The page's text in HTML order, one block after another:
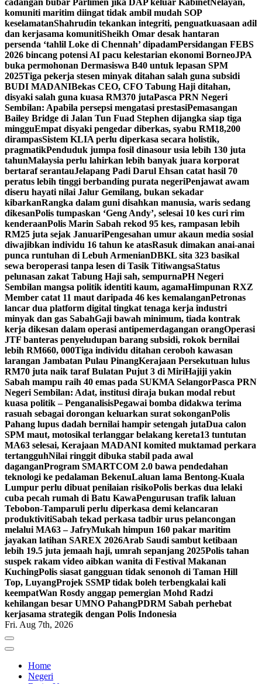
cadangan bubar Parlimen jika DAP keluar KabinetNelayan,
komuniti maritim diingat tidak ambil mudah SOP
keselamatanShahrudin tekankan integriti, penguatkuasaan adil
dan kerjasama komunitiSheikh Omar desak hantaran
persenda ‘tahlil Loke di Chennah’ dipadamPersidangan FEBS
2026 bincang potensi AI pacu kelestarian ekonomi BorneoJPA
buka permohonan Dermasiswa B40 untuk lepasan SPM
2025Tiga pekerja stesen minyak ditahan salah guna subsidi
BUDI MADANIBekas CEO, CFO Tabung Haji ditahan,
disyaki salah guna kuasa RM370 jutaPasca PRN Negeri
Sembilan: Apabila persepsi mengatasi prestasiPemasangan
Bailey Bridge di Jalan Tun Fuad Stephen dijangka siap tiga
mingguEmpat disyaki pengedar diberkas, syabu RM18,200
dirampasSistem KLIA perlu diperkasa secara holistik,
pragmatikPenduduk jumpa fosil dinasour usia lebih 130 juta
tahunMalaysia perlu lahirkan lebih banyak juara korporat
bertaraf serantauJelapang Padi Darul Ehsan catat hasil 70
peratus lebih tinggi berbanding purata negeriPenjawat awam
diseru hayati nilai Jalur Gemilang, bukan sekadar
kibarkanRangka dalam guni disahkan manusia, waris sedang
dikesanPolis tumpaskan ‘Geng Andy’, selesai 10 kes curi rim
kenderaanPolis Marin Sabah rekod 95 kes, rampasan lebih
RM25 juta sejak JanuariPengesahan umur akaun media sosial
diwajibkan individu 16 tahun ke atasRasuk dimakan anai-anai
punca runtuhan di Lebuh ArmenianDBKL sita 323 basikal
sewa beroperasi tanpa lesen di Tasik TitiwangsaStatus
pelunasan zakat Tabung Haji sah, sempurnaPH Negeri
Sembilan mangsa politik identiti kaum, agamaHimpunan RXZ
Member catat 11 maut daripada 46 kes kemalanganPetronas
lancar dua platform digital tingkat tenaga kerja industri
minyak dan gas SabahGaji bawah minimum, tiada kontrak
kerja dikesan dalam operasi antipemerdagangan orangOperasi
JTF banteras penyeludupan barang subsidi, rokok bernilai
lebih RM660, 000Tiga individu ditahan ceroboh kawasan
larangan Jambatan Pulau PinangKerajaan Persekutuan lulus
RM70 juta naik taraf Bulatan Pujut 3 di MiriHajiji yakin
Sabah mampu raih 40 emas pada SUKMA SelangorPasca PRN
Negeri Sembilan: Adat, institusi diraja bukan modal rebut
kuasa politik – PenganalisisPegawai bomba didakwa terima
rasuah sebagai dorongan keluarkan surat sokonganPolis
Pahang lupus dadah bernilai hampir setengah jutaDua calon
SPM maut, motosikal terlanggar belakang kereta13 tuntutan
MA63 selesai, Kerajaan MADANI komited muktamad perkara
tertangguhNilai ringgit dibuka stabil pada awal
daganganProgram SMARTCOM 2.0 bawa pendedahan
teknologi ke pedalaman BekenuLaluan lama Bentong-Kuala
Lumpur perlu dibuat penilaian risikoPolis berkas dua lelaki
cuba pecah rumah di Batu KawaPengurusan trafik laluan
Tebobon-Tamparuli perlu diperkasa demi kelancaran
produktivitiSabah tekad perkasa tadbir urus pelancongan
melalui MA63 – JafryMukah himpun 160 pakar maritim
jayakan latihan SAREX 2026Arab Saudi sambut ketibaan
lebih 19.5 juta jemaah haji, umrah sepanjang 2025Polis tahan
suspek rakam video aibkan wanita di Festival Makanan
KuchingPolis siasat gangguan tidak senonoh di Taman Hill
Top, LuyangProjek SSMP tidak boleh terbengkalai kali
keempatWan Rosdy anggap pemergian Mohd Radzi
kehilangan besar UMNO PahangPDRM Sabah perhebat
kerjasama strategik dengan Polis Indonesia
Fri. Aug 7th, 2026
Home
Negeri